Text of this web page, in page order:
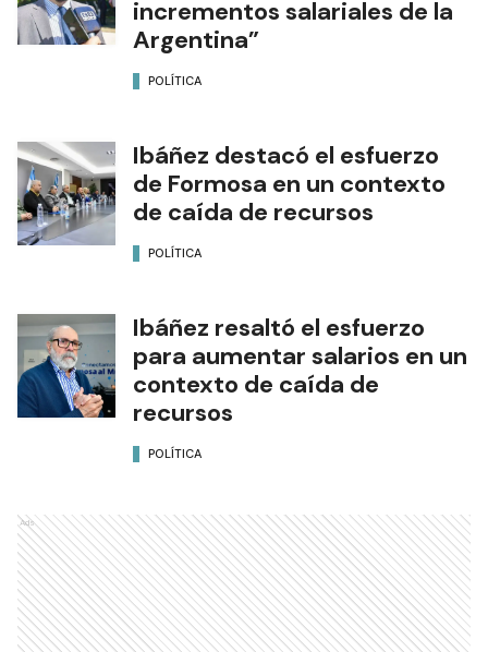
incrementos salariales de la
Argentina”
POLÍTICA
Ibáñez destacó el esfuerzo
de Formosa en un contexto
de caída de recursos
POLÍTICA
Ibáñez resaltó el esfuerzo
para aumentar salarios en un
contexto de caída de
recursos
POLÍTICA
Ads